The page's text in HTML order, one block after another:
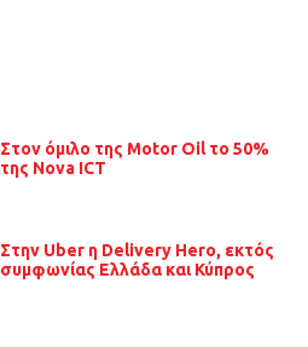
Στον όμιλο της Motor Oil το 50%
της Nova ICT
Στην Uber η Delivery Hero, εκτός
συμφωνίας Ελλάδα και Κύπρος